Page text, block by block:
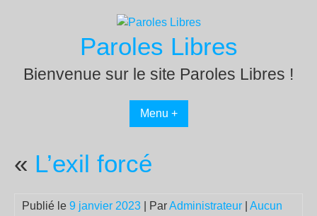
Paroles Libres
Bienvenue sur le site Paroles Libres !
Menu +
« L’exil forcé
Publié le 9 janvier 2023 | ParAdministrateur
Aucun